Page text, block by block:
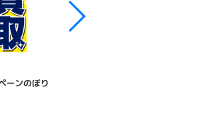
ーンのぼり